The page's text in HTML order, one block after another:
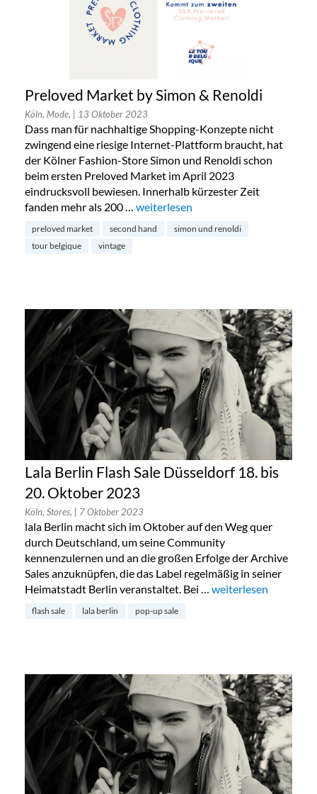
Preloved Market by Simon & Renoldi
Köln, Mode, | 13 Oktober 2023
Dass man für nachhaltige Shopping-Konzepte nicht
zwingend eine riesige Internet-Plattform braucht, hat
der Kölner Fashion-Store Simon und Renoldi schon
beim ersten Preloved Market im April 2023
eindrucksvoll bewiesen. Innerhalb kürzester Zeit
fanden mehr als 200 … „Preloved Market by Simon &
weiterlesen
preloved market second hand
simon und renoldi
tour belgique
vintage
Lala Berlin Flash Sale Düsseldorf 18. bis
20. Oktober 2023
Köln, Stores, | 7 Oktober 2023
lala Berlin macht sich im Oktober auf den Weg quer
durch Deutschland, um seine Community
kennenzulernen und an die großen Erfolge der Archive
Sales anzuknüpfen, die das Label regelmäßig in seiner
Heimatstadt Berlin veranstaltet. Bei … „Lala Berlin Flash
weiterlesen
flash sale lala berlin pop-up sale